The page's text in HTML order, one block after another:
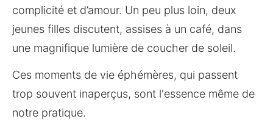
complicité et d’amour. Un peu plus loin, deux
jeunes filles discutent, assises à un café, dans
une magnifique lumière de coucher de soleil.
Ces moments de vie éphémères, qui passent
trop souvent inaperçus, sont l'essence même de
notre pratique.